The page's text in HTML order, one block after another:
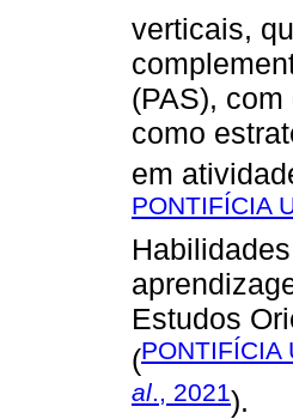
verticais,
(PAS),
como
em
PONTIFÍCIA
Estudos
(PONTIFÍCIA
al ., 2021).